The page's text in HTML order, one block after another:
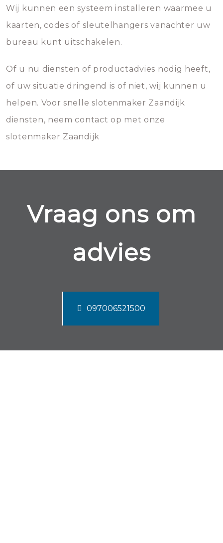
Wij kunnen een systeem installeren waarmee u
kaarten, codes of sleutelhangers vanachter uw
bureau kunt uitschakelen.
Of u nu diensten of productadvies nodig heeft,
of uw situatie dringend is of niet, wij kunnen u
helpen. Voor snelle slotenmaker Zaandijk
diensten, neem contact op met onze
slotenmaker Zaandijk
Vraag ons om
advies
097006521500